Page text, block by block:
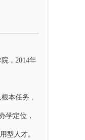
，2014年
本任务，
学定位，
型人才。